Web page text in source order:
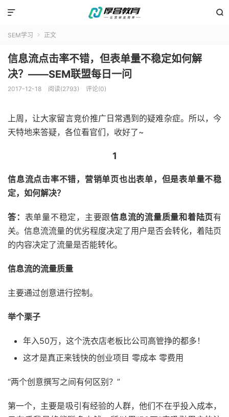


SEM学习  正文
信息流点击率不错，但表单量不稳定如何解
决？——SEM联盟每日一问
2017-12-18 阅读(2793) 评论(0)
上周，让大家留言竞价推广日常遇到的疑难杂症。所以，今
天特地来答疑，各位看官们，收好了~
1
信息流点击率不错，营销单页也出表单，但是表单量不稳
定，如何解决？
答： 表单量不稳定，主要跟信息流的流量质量和着陆页有
关。信息流流量的优劣程度决定了用户是否会转化，着陆页
的内容决定了流量是否能转化。
信息流的流量质量
主要通过创意进行控制。
举个栗子
年入50万，这个洗衣店老板比公司高管挣的都多！
这才是真正来钱快的创业项目 零成本 零费用
“两个创意撰写之间有何区别？”
第一个，主要是吸引有经验的人群，他们不在乎投入成本，